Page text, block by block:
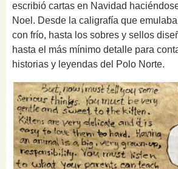
escribió cartas en Navidad
Noel. Desde la caligrafía que
con frío, hasta los sobres y sellos
hasta el más mínimo detalle para
historias y leyendas del Polo Norte.